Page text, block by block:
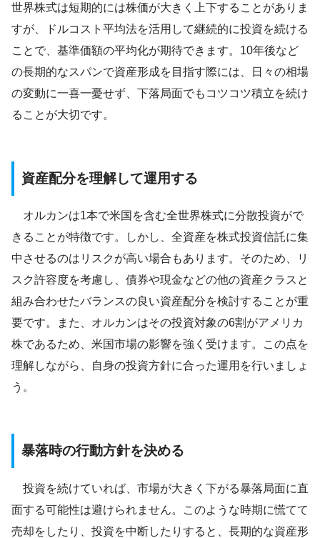
世界株式は短期的には株価が大きく上下することがありま
すが、ドルコスト平均法を活用して継続的に投資を続ける
ことで、基準価額の平均化が期待できます。10年後など
の長期的なスパンで資産形成を目指す際には、日々の相場
の変動に一喜一憂せず、下落局面でもコツコツ積立を続け
ることが大切です。
資産配分を理解して運用する
オルカンは1本で米国を含む全世界株式に分散投資がで
きることが特徴です。しかし、全資産を株式投資信託に集
中させるのはリスクが高い場合もあります。そのため、リ
スク許容度を考慮し、債券や現金などの他の資産クラスと
組み合わせたバランスの良い資産配分を検討することが重
要です。また、オルカンはその投資対象の6割がアメリカ
株であるため、米国市場の影響を強く受けます。この点を
理解しながら、自身の投資方針に合った運用を行いましょ
う。
暴落時の行動方針を決める
投資を続けていれば、市場が大きく下がる暴落局面に直
面する可能性は避けられません。このような時期に慌てて
売却をしたり、投資を中断したりすると、長期的な資産形